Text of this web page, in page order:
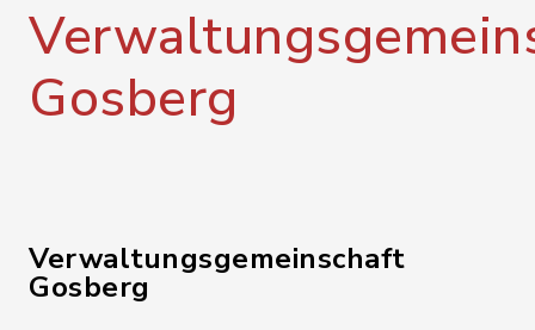
Gosberg
Verwaltungsgemeinschaft
Gosberg